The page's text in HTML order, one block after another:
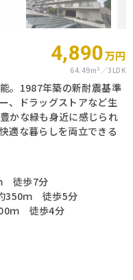
4,890万円
64.49m² 3LDK
。1987年築の新耐震基準
、ドラッグストアなど生
かな緑も身近に感じられ
適な暮らしを両立できる
徒歩7分
350ｍ 徒歩5分
ｍ 徒歩4分